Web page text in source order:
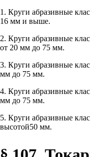
1. Круги абразивные
16 мм и выше.
2. Круги абразивные
от 20 мм до 75 мм.
3. Круги абразивные
мм до 75 мм.
4. Круги абразивные
мм до 75 мм.
5. Круги абразивные
высотой50 мм.